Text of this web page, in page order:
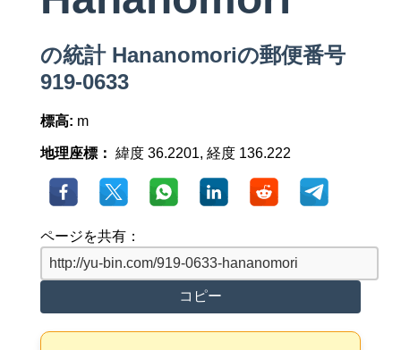
の統計 Hananomoriの郵便番号
919-0633
標高: m
地理座標： 緯度 36.2201, 経度 136.222
ページを共有：
コピー